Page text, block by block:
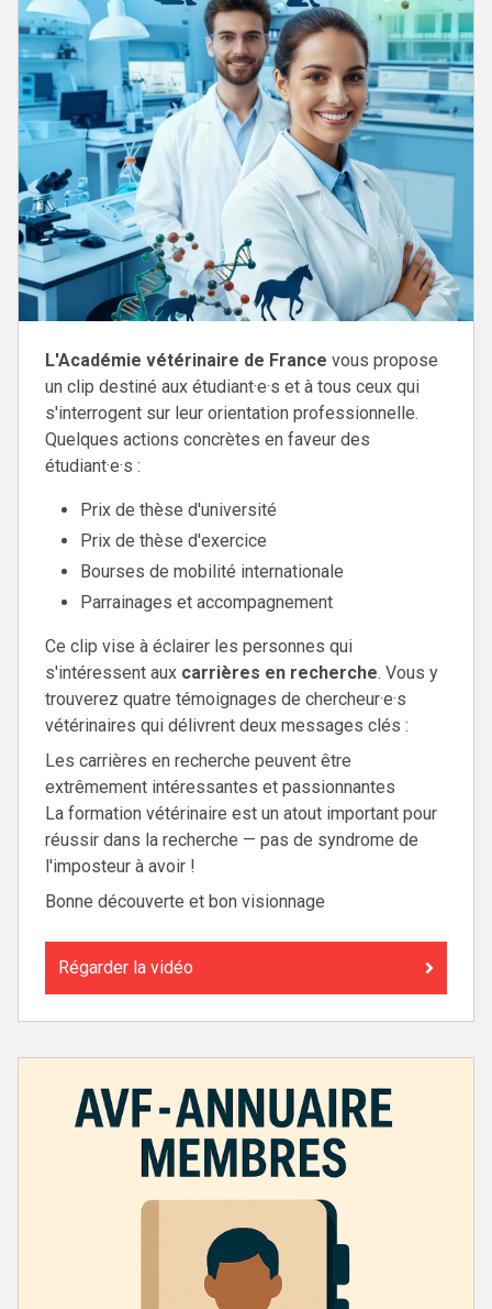
L'Académie vétérinaire de France vous propose
un clip destiné aux étudiant·e·s et à tous ceux qui
s'interrogent sur leur orientation professionnelle.
Quelques actions concrètes en faveur des
étudiant·e·s :
Prix de thèse d'université
Prix de thèse d'exercice
Bourses de mobilité internationale
Parrainages et accompagnement
Ce clip vise à éclairer les personnes qui
s'intéressent aux carrières en recherche. Vous y
trouverez quatre témoignages de chercheur·e·s
vétérinaires qui délivrent deux messages clés :
Les carrières en recherche peuvent être
extrêmement intéressantes et passionnantes
La formation vétérinaire est un atout important pour
réussir dans la recherche — pas de syndrome de
l'imposteur à avoir !
Bonne découverte et bon visionnage
Régarder la vidéo